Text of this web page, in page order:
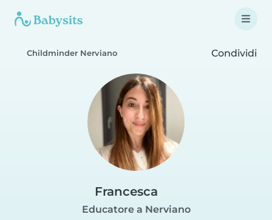
Childminder Nerviano Condividi
Francesca
Educatore a Nerviano